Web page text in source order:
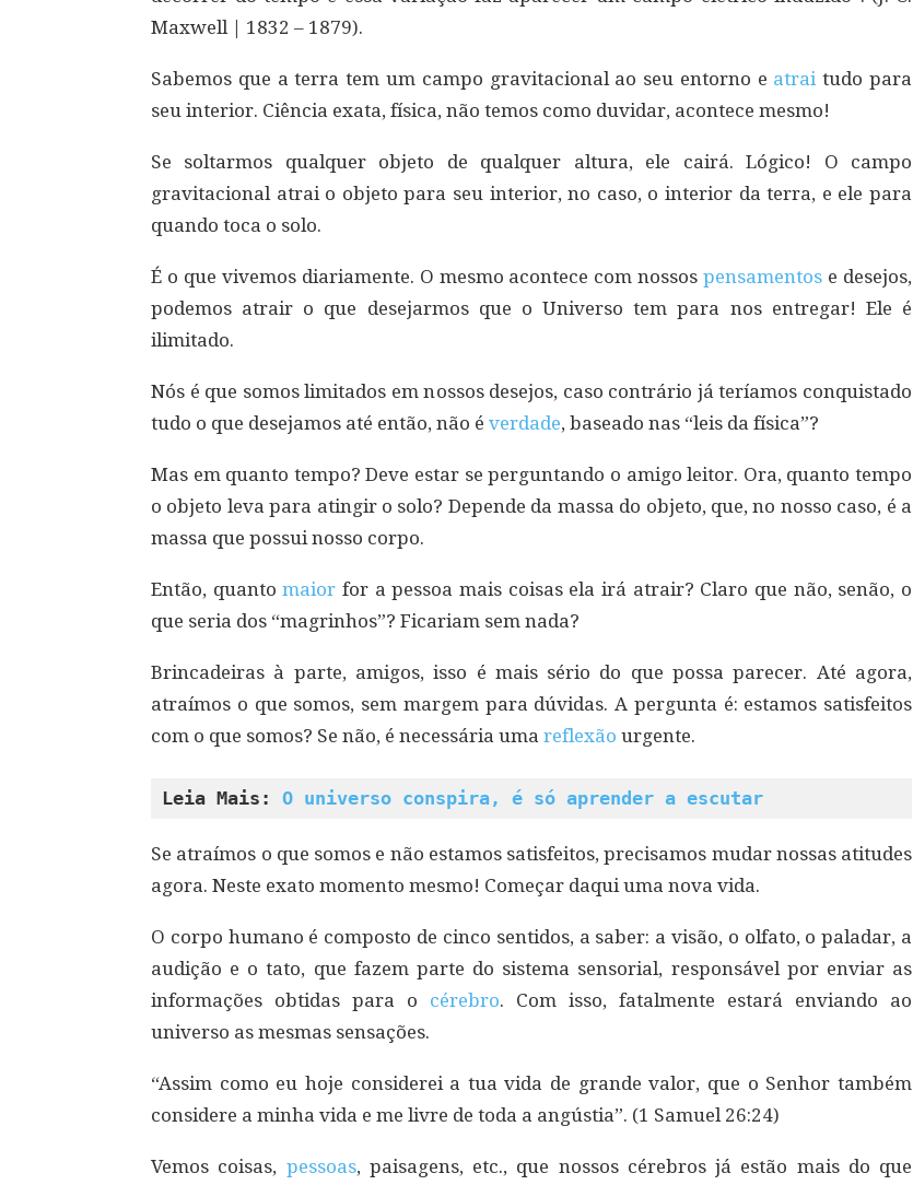
Maxwell | 1832 – 1879).
Sabemos que a terra tem um campo gravitacional ao seu entorno e atraitudo para
seu interior. Ciência exata, física, não temos como duvidar, acontece mesmo!
Se soltarmos qualquer objeto de qualquer altura, ele cairá. Lógico! O campo
gravitacional atrai o objeto para seu interior, no caso, o interior da terra, e ele para
quando toca o solo.
É o que vivemos diariamente. O mesmo acontece com nossospensamentos e desejos,
podemos atrair o que desejarmos que o Universo tem para nos entregar! Ele é
ilimitado.
Nós é que somos limitados em nossos desejos, caso contrário já teríamos conquistado
tudo o que desejamos até então, não é verdade, baseado nas “leis da física”?
Mas em quanto tempo? Deve estar se perguntando o amigo leitor. Ora, quanto tempo
o objeto leva para atingir o solo? Depende da massa do objeto, que, no nosso caso, é a
massa que possui nosso corpo.
Então, quantomaior for a pessoa mais coisas ela irá atrair? Claro que não, senão, o
que seria dos “magrinhos”? Ficariam sem nada?
Brincadeiras à parte, amigos, isso é mais sério do que possa parecer. Até agora,
atraímos o que somos, sem margem para dúvidas. A pergunta é: estamos satisfeitos
com o que somos? Se não, é necessária uma reflexão urgente.
Leia Mais: O universo conspira, é só aprender a escutar
Se atraímos o que somos e não estamos satisfeitos, precisamos mudar nossas atitudes
agora. Neste exato momento mesmo! Começar daqui uma nova vida.
O corpo humano é composto de cinco sentidos, a saber: a visão, o olfato, o paladar, a
audição e o tato, que fazem parte do sistema sensorial, responsável por enviar as
informações obtidas para o cérebro. Com isso, fatalmente estará enviando ao
universo as mesmas sensações.
“Assim como eu hoje considerei a tua vida de grande valor, que o Senhor também
considere a minha vida e me livre de toda a angústia”. (1 Samuel 26:24)
Vemos coisas, pessoas, paisagens, etc., que nossos cérebros já estão mais do que